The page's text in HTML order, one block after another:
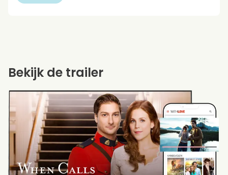
Bekijk de trailer